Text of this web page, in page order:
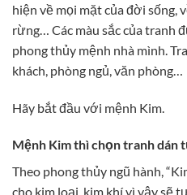
hiện về mọi mặt của đời sống,
rừng… Các màu sắc của tranh
phong thủy mệnh nhà mình.
khách, phòng ngủ, văn phòng…
Hãy bắt đầu với mệnh Kim.
Mệnh Kim thì chọn tranh dán
Theo phong thủy ngũ hành,
cho kim loại, kim khí vì vậy sẽ